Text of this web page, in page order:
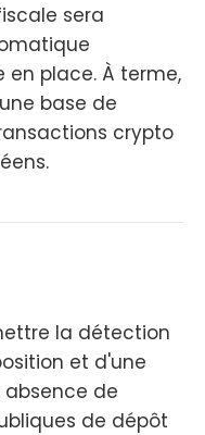
sera
place. À terme,
base de
crypto
la détection
et d'une
de
de dépôt